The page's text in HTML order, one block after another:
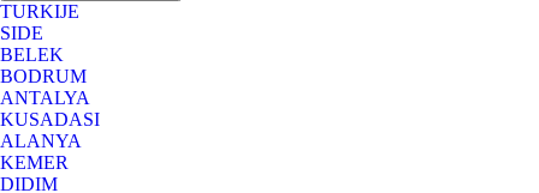
TURKIJE
SIDE
BELEK
BODRUM
ANTALYA
KUSADASI
ALANYA
KEMER
DIDIM